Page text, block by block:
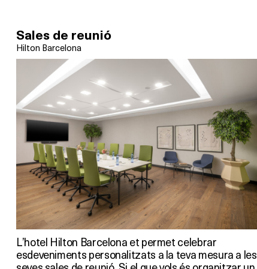
Sales de reunió
Hilton Barcelona
L’hotel Hilton Barcelona et permet celebrar
esdeveniments personalitzats a la teva mesura a les